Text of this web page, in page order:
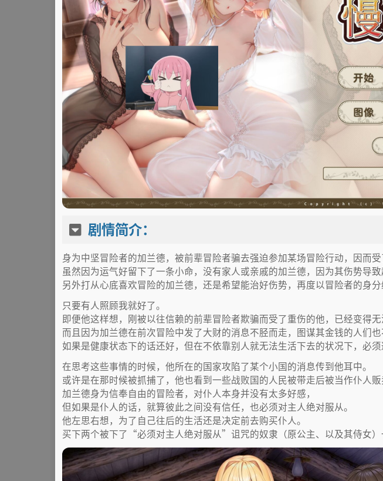
剧情简介：
身为中坚冒险者的加兰德，被前辈冒险者骗去强迫参加某场冒险行动，因而受
虽然因为运气好留下了一条小命，没有家人或亲戚的加兰德，因为其伤势导致
另外打从心底喜欢冒险的加兰德，还是希望能治好伤势，再度以冒险者的身分
只要有人照顾我就好了。
即便他这样想，刚被以往信赖的前辈冒险者欺骗而受了重伤的他，已经变得无
而且因为加兰德在前次冒险中发了大财的消息不胫而走，图谋其金钱的人们也
如果是健康状态下的话还好，但在不依靠别人就无法生活下去的状况下，必须
在思考这些事情的时候，他所在的国家攻陷了某个小国的消息传到他耳中。
或许是在那时候被抓捕了，他也看到一些战败国的人民被带走后被当作仆人贩
加兰德身为信奉自由的冒险者，对仆人本身并没有太多好感，
但如果是仆人的话，就算彼此之间没有信任，也必须对主人绝对服从。
他左思右想，为了自己往后的生活还是决定前去购买仆人。
买下两个被下了“必须对主人绝对服从”诅咒的奴隶（原公主、以及其侍女）